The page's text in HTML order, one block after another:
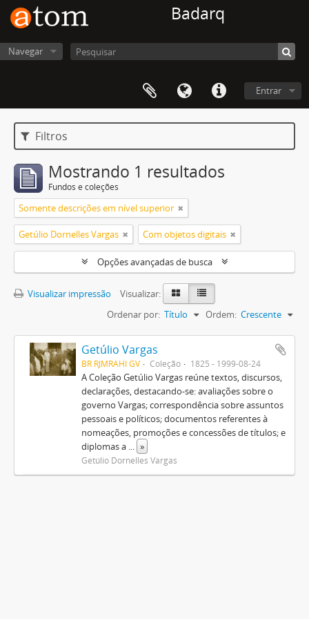
Badarq
Navegar
Entrar
Filtros
Mostrando 1 resultados
Fundos e coleções
Somente descrições em nível superior
Getúlio Dornelles Vargas Com objetos digitais
Opções avançadas de busca
Visualizar impressão
Visualizar:
Ordenar por: Título Ordem: Crescente
Getúlio Vargas
BR RJMRAHI GV Coleção 1825 - 1999-08-24
A Coleção Getúlio Vargas reúne textos, discursos,
declarações, destacando-se: avaliações sobre o
governo Vargas; correspondência sobre assuntos
pessoais e políticos; documentos referentes à
nomeações, promoções e concessões de títulos; e
diplomas a ... »
Getúlio Dornelles Vargas